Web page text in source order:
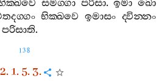
සමග‍්ගා පරිසා.ඉමා ඛො
භික‍්ඛවෙ ඉමාසං ද‍්වින‍්නං
පරිසාති.
138
2. 1. 5. 3.